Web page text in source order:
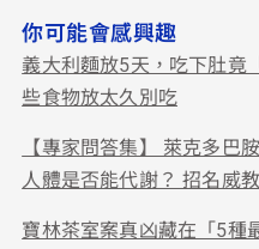
你可能會感興趣
義大利麵放5天，吃下肚竟
些食物放太久別吃
【專家問答集】 萊克多巴
人體是否能代謝？ 招名威
寶林茶室案真凶藏在「5種